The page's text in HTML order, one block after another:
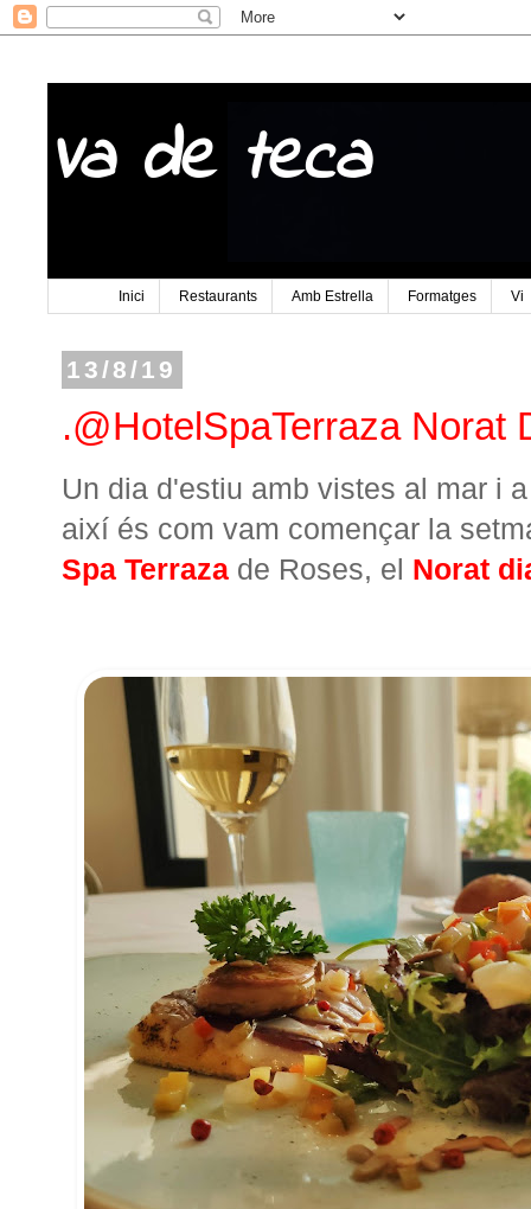
Va de teca
Inici Restaurants Amb Estrella Formatges Vi
13/8/19
.@HotelSpaTerraza Norat
Un dia d'estiu amb vistes al mar i
així és com vam començar la
Spa Terraza de Roses, el Norat